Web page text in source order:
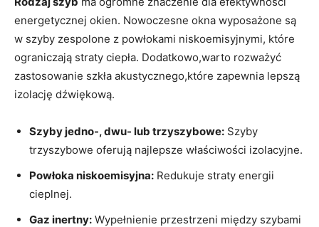
energetycznej okien. Nowoczesne okna⁤ wyposażone są
w szyby zespolone z powłokami niskoemisyjnymi, które
ograniczają straty ⁢ciepła. Dodatkowo,warto rozważyć
zastosowanie szkła akustycznego,które zapewnia lepszą
izolację dźwiękową.
Szyby jedno-, dwu-‍ lub trzyszybowe: ‌Szyby
trzyszybowe oferują ⁤najlepsze właściwości izolacyjne.
Powłoka niskoemisyjna: Redukuje straty energii
cieplnej.
Gaz inertny: Wypełnienie przestrzeni między szybami